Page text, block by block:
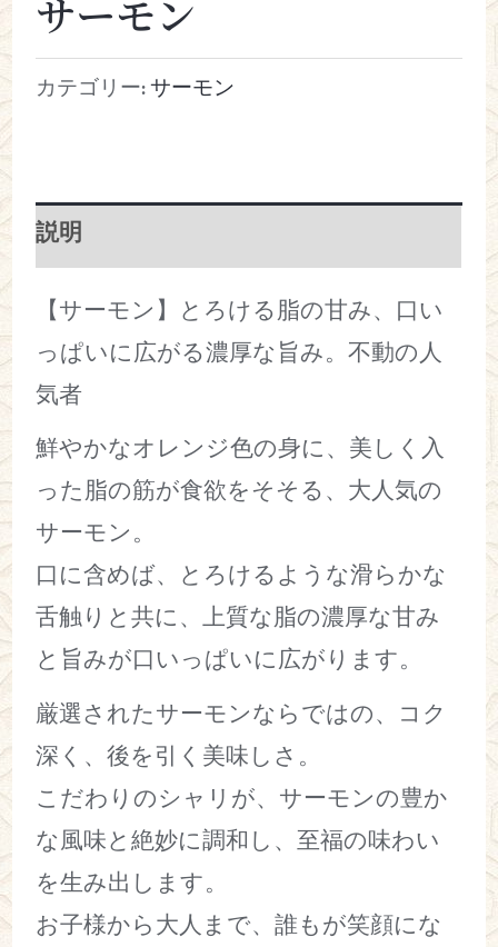
サーモン
カテゴリー:サーモン
説明
【サーモン】とろける脂の甘み、口い
っぱいに広がる濃厚な旨み。不動の人
気者
鮮やかなオレンジ色の身に、美しく入
った脂の筋が食欲をそそる、大人気の
サーモン。
口に含めば、とろけるような滑らかな
舌触りと共に、上質な脂の濃厚な甘み
と旨みが口いっぱいに広がります。
厳選されたサーモンならではの、コク
深く、後を引く美味しさ。
こだわりのシャリが、サーモンの豊か
な風味と絶妙に調和し、至福の味わい
を生み出します。
お子様から大人まで、誰もが笑顔にな